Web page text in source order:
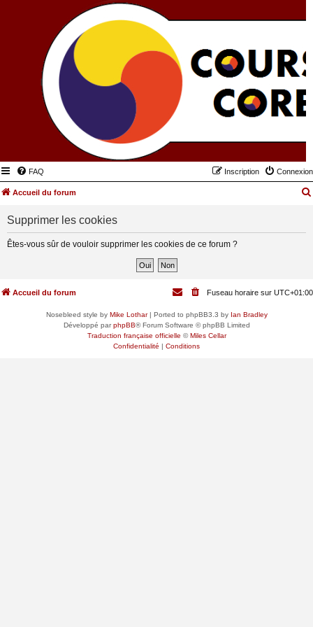
FAQ Connexion
Inscription
Accueil du forum
Supprimer les cookies
Êtes-vous sûr de vouloir supprimer les cookies de ce forum ?
Accueil du forum Fuseau horaire sur UTC+01:00
Nosebleed style by Mike Lothar| Ported to phpBB3.3 by Ian Bradley
Développé parphpBB® Forum Software © phpBB Limited
Traduction française officielle ©Miles Cellar
Confidentialité | Conditions